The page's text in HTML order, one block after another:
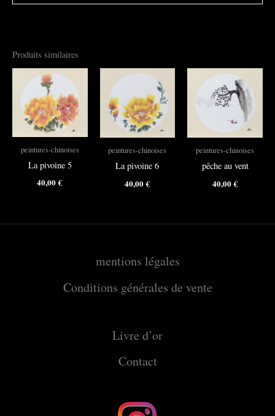
Produits similaires
peintures-chinoises
La pivoine 5
40,00€
peintures-chinoises
La pivoine 6
40,00€
peintures-chinoises
pêche au vent
40,00€
mentions légales
Conditions générales de vente
Livre d’or
Contact